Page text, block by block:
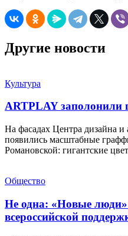
Другие новости
Культура
ARTPLAY заполонили
На фасадах Центра дизайна
появились масштабные
Романовской: гигантские
Общество
Не одна: «Новые люди»
всероссийской